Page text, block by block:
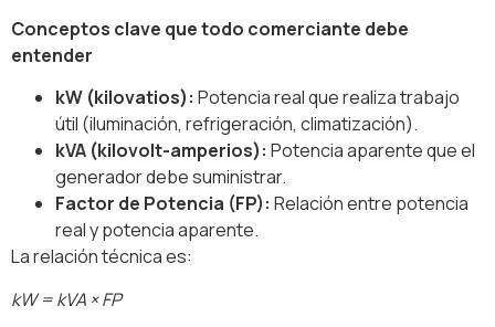
Conceptos clave que todo comerciante debe
entender
kW (kilovatios): Potencia real que realiza trabajo
útil (iluminación, refrigeración, climatización).
kVA (kilovolt-amperios): Potencia aparente que el
generador debe suministrar.
Factor de Potencia (FP): Relación entre potencia
real y potencia aparente.
La relación técnica es:
kW = kVA × FP